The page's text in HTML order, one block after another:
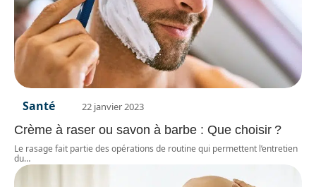
Santé 22 janvier 2023
Crème à raser ou savon à barbe : Que choisir ?
Le rasage fait partie des opérations de routine qui permettent l’entretien
du…